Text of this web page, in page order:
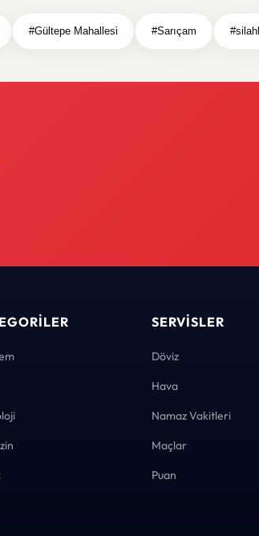
#Gültepe Mahallesi #Sarıçam
SERVISLER
Döviz
Hava
Namaz Vakitleri
Maçlar
Puan